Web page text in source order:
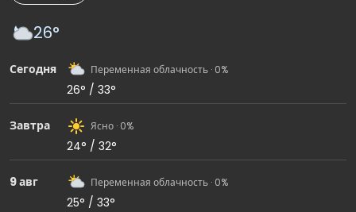
26°
Сегодня Переменная облачность · 0%
26° / 33°
Завтра Ясно · 0%
24° / 32°
9 авг Переменная облачность · 0%
25° / 33°